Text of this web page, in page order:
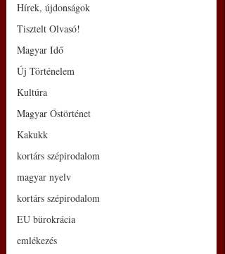
Hírek, újdonságok
Tisztelt Olvasó!
Magyar Idő
Új Történelem
Kultúra
Magyar Őstörténet
Kakukk
kortárs szépirodalom
magyar nyelv
kortárs szépirodalom
EU bürokrácia
emlékezés